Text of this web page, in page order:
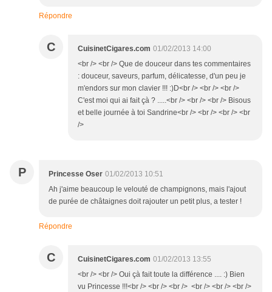
Répondre
C CuisinetCigares.com 01/02/2013 14:00
<br /> <br /> Que de douceur dans tes commentaires
: douceur, saveurs, parfum, délicatesse, d'un peu je
m'endors sur mon clavier !!! :)D<br /> <br /> <br />
C'est moi qui ai fait çà ? .....<br /> <br /> <br /> Bisous
et belle journée à toi Sandrine<br /> <br /> <br /> <br
/>
P Princesse Oser 01/02/2013 10:51
Ah j'aime beaucoup le velouté de champignons, mais l'ajout
de purée de châtaignes doit rajouter un petit plus, a tester !
Répondre
C CuisinetCigares.com 01/02/2013 13:55
<br /> <br /> Oui çà fait toute la différence .... :) Bien
vu Princesse !!!<br /> <br /> <br /> <br /> <br /> <br />